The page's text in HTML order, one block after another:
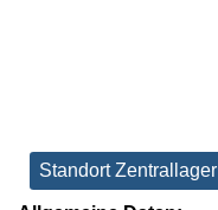
Standort Zentrallager